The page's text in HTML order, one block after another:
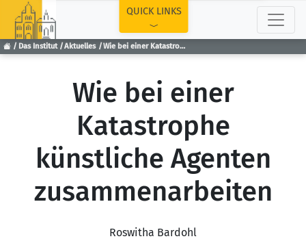
Das Institut Aktuelles Wie bei einer Katastrophe künstliche Agenten zusammenarbeiten
QUICK LINKS
Wie bei einer
Katastrophe
künstliche Agenten
zusammenarbeiten
Roswitha Bardohl